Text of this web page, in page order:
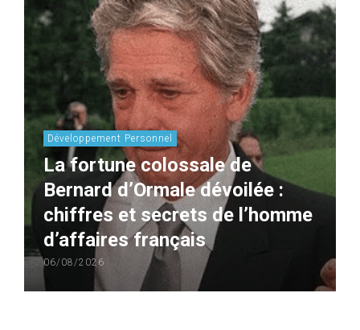
Développement Personnel
La fortune colossale de
Bernard d’Ormale dévoilée :
chiffres et secrets de l’homme
d’affaires français
06/08/2026